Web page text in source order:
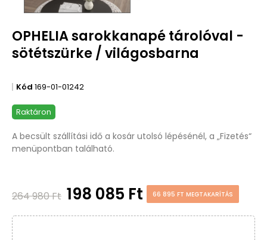
OPHELIA sarokkanapé tárolóval -
sötétszürke / világosbarna
Kód 169-01-01242
Raktáron
A becsült szállítási idő a kosár utolsó lépésénél, a „Fizetés“
menüpontban található.
264 980 Ft 198 085 Ft 66 895 FT MEGTAKARÍTÁS